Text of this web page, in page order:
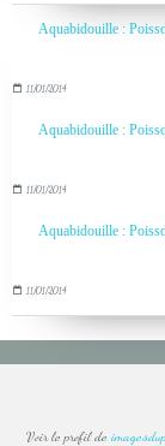
Aquabidouille :
11/01/2014
Aquabidouille :
11/01/2014
Aquabidouille :
11/01/2014
Voir le profil de